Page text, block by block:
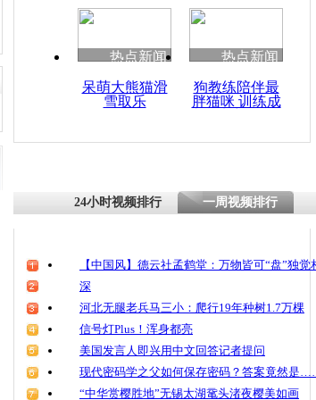
清明祭英烈 哀思悼忠
中央气象台回应“低报
热点新闻
呆萌大熊猫滑
雪取乐
热点新闻
狗教练陪伴最
胖猫咪 训练成
24小时视频排行 一周视频排行
【中国风】德云社孟鹤堂：万物皆可“盘”独觉
深
河北无腿老兵马三小：爬行19年种树1.7万棵
信号灯Plus！浑身都亮
美国发言人即兴用中文回答记者提问
现代密码学之父如何保存密码？答案竟然是……
“中华赏樱胜地”无锡太湖鼋头渚夜樱美如画